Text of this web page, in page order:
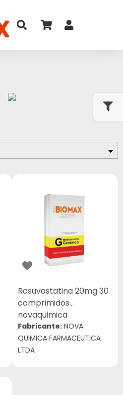
Rosuvastatina 20mg 30
comprimidos
novaquimica
Fabricante: NOVA
QUIMICA FARMACEUTICA
LTDA